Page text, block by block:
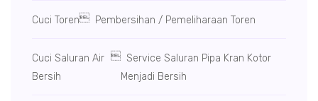
Cuci Toren Pembersihan / Pemeliharaan Toren
Cuci Saluran Air
Bersih
Service Saluran Pipa Kran Kotor
Menjadi Bersih